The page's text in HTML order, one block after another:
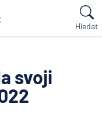
Hledat
svoji